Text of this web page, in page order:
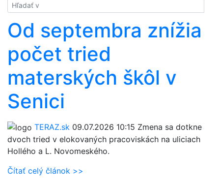
Hladať
Od septembra znížia
počet tried
materských škôl v
Senici
TERAZ.sk 09.07.2026 10:15 Zmena sa dotkne
dvoch tried v elokovaných pracoviskách na uliciach
Hollého a L. Novomeského.
Čítať celý článok >>